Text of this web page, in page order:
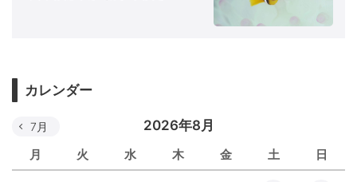
カレンダー
2026年8月
月 火 水 木 金 土 日
7月